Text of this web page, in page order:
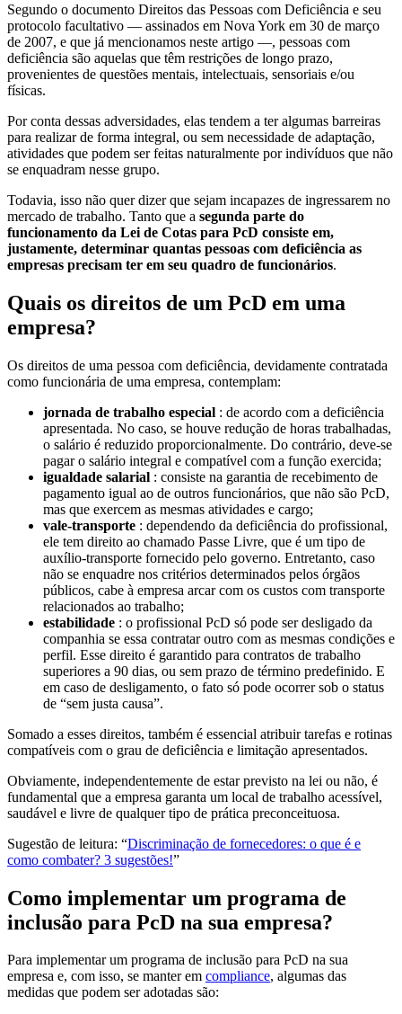
Segundo o documento Direitos das Pessoas com Deficiência e seu
protocolo facultativo — assinados em Nova York em 30 de março
de 2007, e que já mencionamos neste artigo —, pessoas com
deficiência são aquelas que têm restrições de longo prazo,
provenientes de questões mentais, intelectuais, sensoriais e/ou
físicas.
Por conta dessas adversidades, elas tendem a ter algumas barreiras
para realizar de forma integral, ou sem necessidade de adaptação,
atividades que podem ser feitas naturalmente por indivíduos que não
se enquadram nesse grupo.
Todavia, isso não quer dizer que sejam incapazes de ingressarem no
mercado de trabalho. Tanto que a segunda parte do
funcionamento da Lei de Cotas para PcD consiste em,
justamente, determinar quantas pessoas com deficiência as
empresas precisam ter em seu quadro de funcionários.
Quais os direitos de um PcD em uma
empresa?
Os direitos de uma pessoa com deficiência, devidamente contratada
como funcionária de uma empresa, contemplam:
jornada de trabalho especial : de acordo com a deficiência
apresentada. No caso, se houve redução de horas trabalhadas,
o salário é reduzido proporcionalmente. Do contrário, deve-se
pagar o salário integral e compatível com a função exercida;
igualdade salarial : consiste na garantia de recebimento de
pagamento igual ao de outros funcionários, que não são PcD,
mas que exercem as mesmas atividades e cargo;
vale-transporte : dependendo da deficiência do profissional,
ele tem direito ao chamado Passe Livre, que é um tipo de
auxílio-transporte fornecido pelo governo. Entretanto, caso
não se enquadre nos critérios determinados pelos órgãos
públicos, cabe à empresa arcar com os custos com transporte
relacionados ao trabalho;
estabilidade : o profissional PcD só pode ser desligado da
companhia se essa contratar outro com as mesmas condições e
perfil. Esse direito é garantido para contratos de trabalho
superiores a 90 dias, ou sem prazo de término predefinido. E
em caso de desligamento, o fato só pode ocorrer sob o status
de “sem justa causa”.
Somado a esses direitos, também é essencial atribuir tarefas e rotinas
compatíveis com o grau de deficiência e limitação apresentados.
Obviamente, independentemente de estar previsto na lei ou não, é
fundamental que a empresa garanta um local de trabalho acessível,
saudável e livre de qualquer tipo de prática preconceituosa.
Sugestão de leitura: “Discriminação de fornecedores: o que é e
como combater? 3 sugestões!”
Como implementar um programa de
inclusão para PcD na sua empresa?
Para implementar um programa de inclusão para PcD na sua
empresa e, com isso, se manter em compliance, algumas das
medidas que podem ser adotadas são: